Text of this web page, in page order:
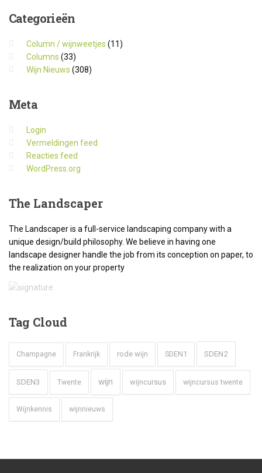
Categorieën
Column / wijnweetjes (11)
Columns (33)
Wijn Nieuws (308)
Meta
Login
Vermeldingen feed
Reacties feed
WordPress.org
The Landscaper
The Landscaper is a full-service landscaping company with a
unique design/build philosophy. We believe in having one
landscape designer handle the job from its conception on paper, to
the realization on your property
Tag Cloud
Champagne Frankrijk rode wijn SDEN1 SDEN2
SDEN3 Twente wijn wijncursus wijncursus twente
Wijnkennis wijnnieuws